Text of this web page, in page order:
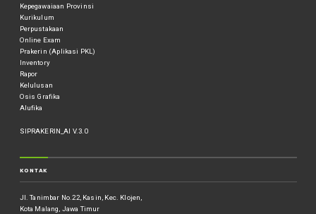
Kepegawaiaan Provinsi
Kurikulum
Perpustakaan
Online Exam
Prakerin (Aplikasi PKL)
Inventory
Rapor
Kelulusan
Osis Grafika
Alufika
SIPRAKERIN_AI V.3.0
KONTAK
Jl. Tanimbar No.22, Kasin, Kec. Klojen,
Kota Malang, Jawa Timur